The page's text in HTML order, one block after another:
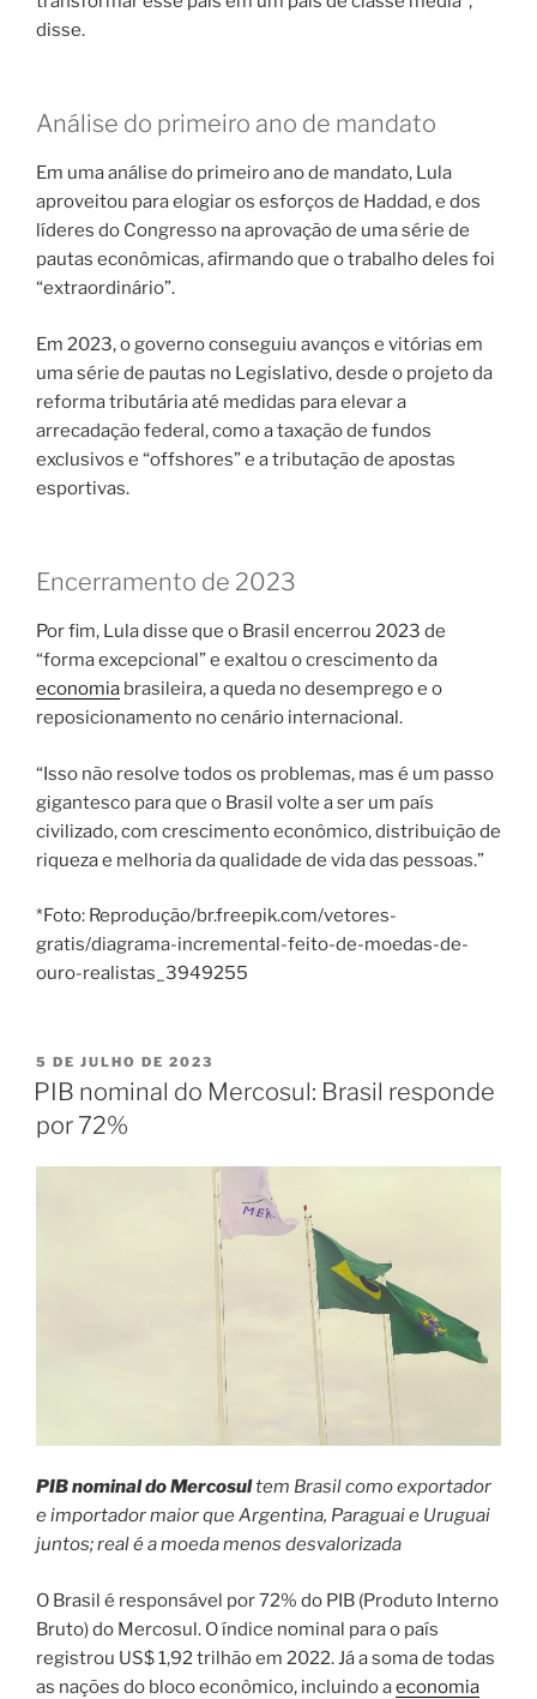
disse.
Análise do primeiro ano de mandato
Em uma análise do primeiro ano de mandato, Lula
aproveitou para elogiar os esforços de Haddad, e dos
líderes do Congresso na aprovação de uma série de
pautas econômicas, afirmando que o trabalho deles foi
“extraordinário”.
Em 2023, o governo conseguiu avanços e vitórias em
uma série de pautas no Legislativo, desde o projeto da
reforma tributária até medidas para elevar a
arrecadação federal, como a taxação de fundos
exclusivos e “offshores” e a tributação de apostas
esportivas.
Encerramento de 2023
Por fim, Lula disse que o Brasil encerrou 2023 de
“forma excepcional” e exaltou o crescimento da
economia brasileira, a queda no desemprego e o
reposicionamento no cenário internacional.
“Isso não resolve todos os problemas, mas é um passo
gigantesco para que o Brasil volte a ser um país
civilizado, com crescimento econômico, distribuição de
riqueza e melhoria da qualidade de vida das pessoas.”
*Foto: Reprodução/br.freepik.com/vetores-
gratis/diagrama-incremental-feito-de-moedas-de-
ouro-realistas_3949255
PUBLICADO
EM
5 DE JULHO DE 2023
PIB nominal do Mercosul: Brasil responde
por 72%
PIB nominal do Mercosultem Brasil como exportador
e importador maior que Argentina, Paraguai e Uruguai
juntos; real é a moeda menos desvalorizada
O Brasil é responsável por 72% do PIB (Produto Interno
Bruto) do Mercosul. O índice nominal para o país
registrou US$ 1,92 trilhão em 2022. Já a soma de todas
as nações do bloco econômico, incluindo aeconomia